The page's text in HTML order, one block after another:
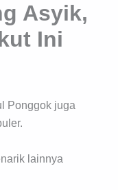
Asyik,
Ini
Ponggok juga
lainnya